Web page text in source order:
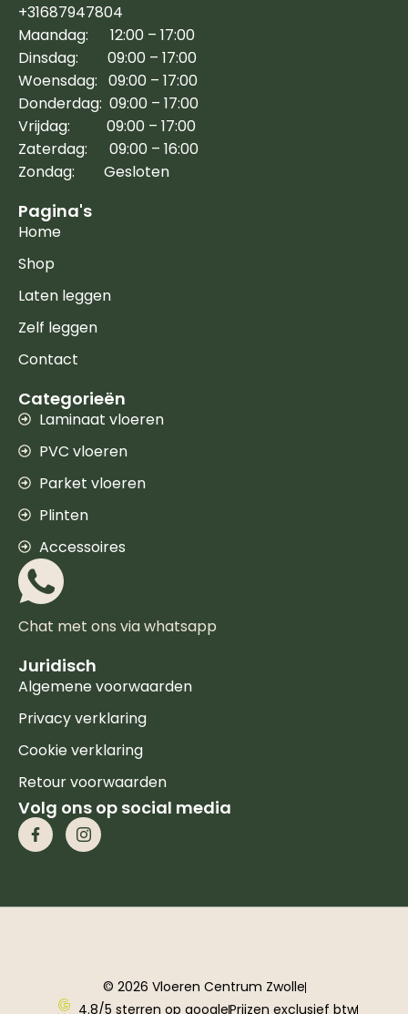
+31687947804
Maandag: 12:00 – 17:00
Dinsdag: 09:00 – 17:00
Woensdag: 09:00 – 17:00
Donderdag: 09:00 – 17:00
Vrijdag: 09:00 – 17:00
Zaterdag: 09:00 – 16:00
Zondag: Gesloten
Pagina's
Home
Shop
Laten leggen
Zelf leggen
Contact
Categorieën
Laminaat vloeren
PVC vloeren
Parket vloeren
Plinten
Accessoires
Chat met ons via whatsapp
Juridisch
Algemene voorwaarden
Privacy verklaring
Cookie verklaring
Retour voorwaarden
Volg ons op social media
© 2026 Vloeren Centrum Zwolle
4.8/5 sterren op googlePrijzen exclusief btw